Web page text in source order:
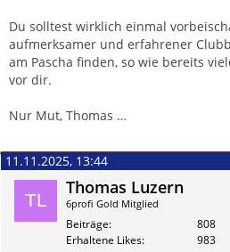
Du solltest wirklich einmal
aufmerksamer und erfahrener
am Pascha finden, so wie bereits
vor dir.
Nur Mut, Thomas …
11.11.2025, 13:44
Thomas Luzern
6profi Gold Mitglied
Beiträge
808
Erhaltene Likes
983